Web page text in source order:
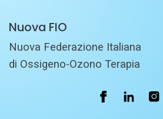
Nuova FIO
Nuova Federazione Italiana
di Ossigeno-Ozono Terapia